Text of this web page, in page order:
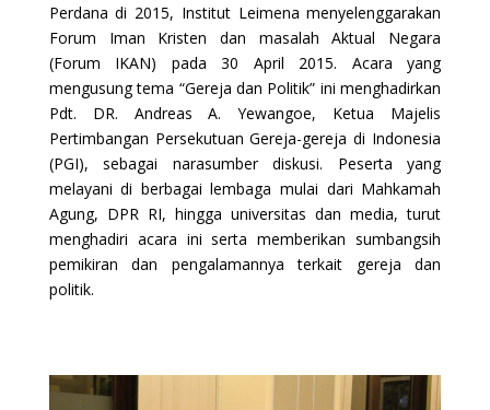
Perdana di 2015, Institut Leimena menyelenggarakan
Forum Iman Kristen dan masalah Aktual Negara
(Forum IKAN) pada 30 April 2015. Acara yang
mengusung tema “Gereja dan Politik” ini menghadirkan
Pdt. DR. Andreas A. Yewangoe, Ketua Majelis
Pertimbangan Persekutuan Gereja-gereja di Indonesia
(PGI), sebagai narasumber diskusi. Peserta yang
melayani di berbagai lembaga mulai dari Mahkamah
Agung, DPR RI, hingga universitas dan media, turut
menghadiri acara ini serta memberikan sumbangsih
pemikiran dan pengalamannya terkait gereja dan
politik.